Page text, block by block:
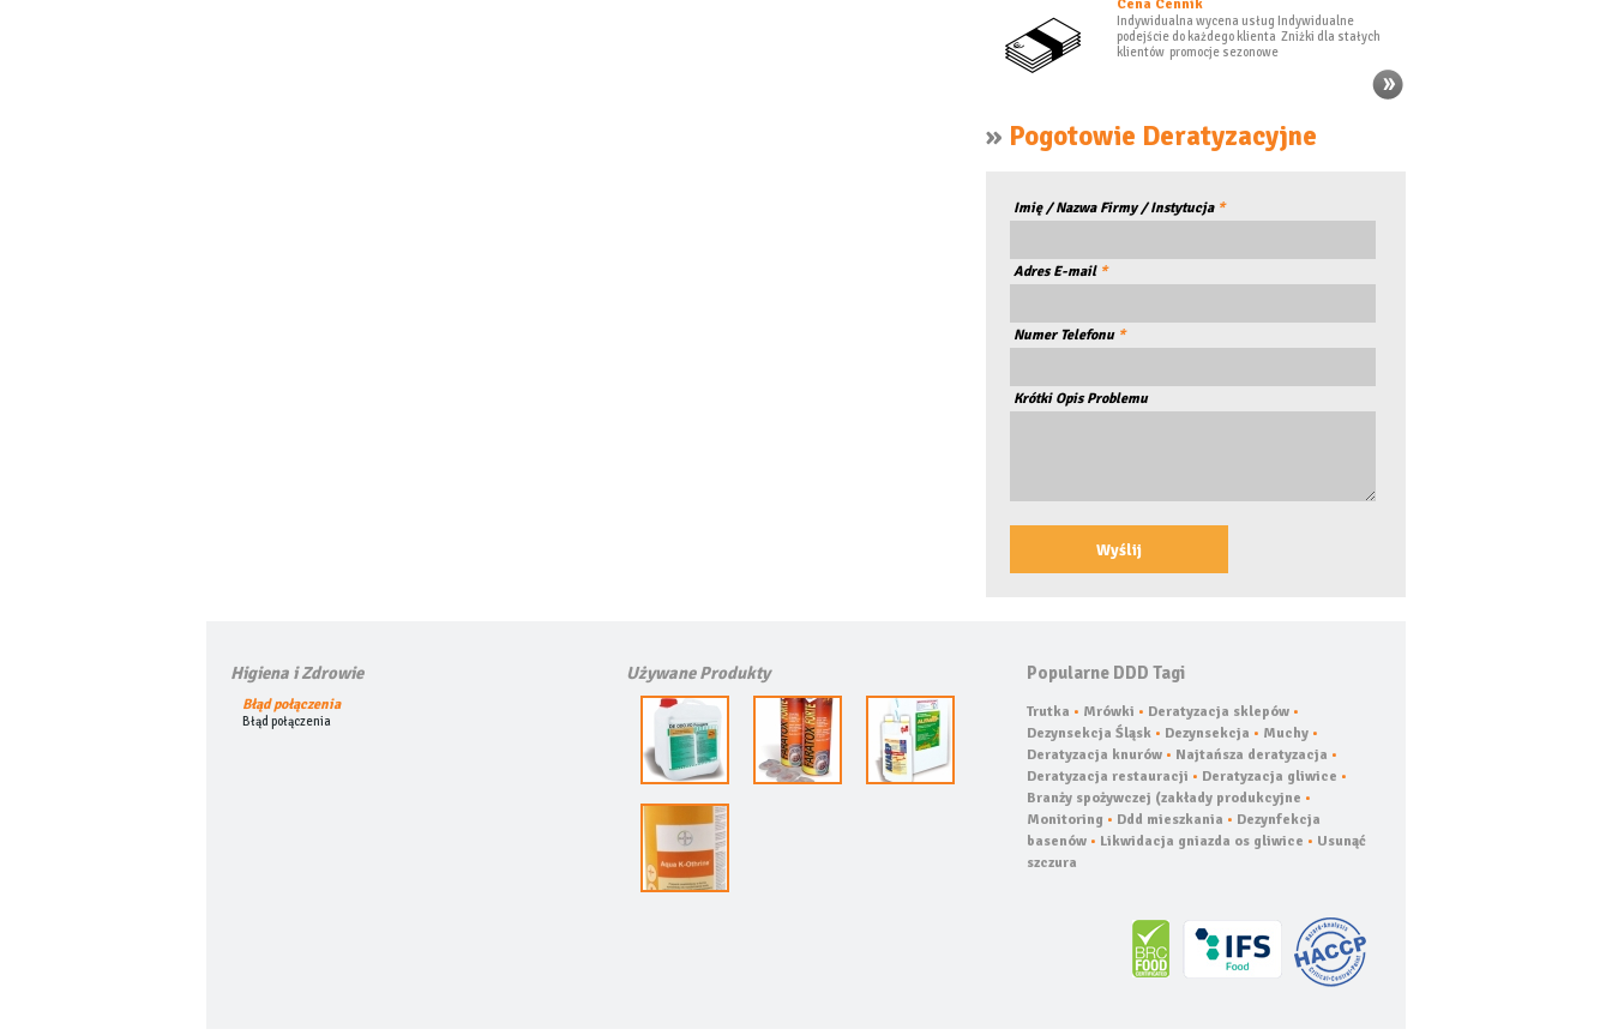
Cena Cennik
Indywidualna wycena usług Indywidualne
podejście do każdego klienta Zniżki dla stałych
klientów promocje sezonowe
» Pogotowie Deratyzacyjne
Imię / Nazwa Firmy / Instytucja *
Adres E-mail *
Numer Telefonu *
Krótki Opis Problemu
Higiena i Zdrowie
Błąd połączenia
Błąd połączenia
Używane Produkty Popularne DDD Tagi
Trutka • Mrówki • Deratyzacja sklepów •
Dezynsekcja Śląsk • Dezynsekcja • Muchy •
Deratyzacja knurów • Najtańsza deratyzacja •
Deratyzacja restauracji • Deratyzacja gliwice •
Branży spożywczej (zakłady produkcyjne •
Monitoring • Ddd mieszkania • Dezynfekcja
basenów • Likwidacja gniazda os gliwice • Usunąć
szczura